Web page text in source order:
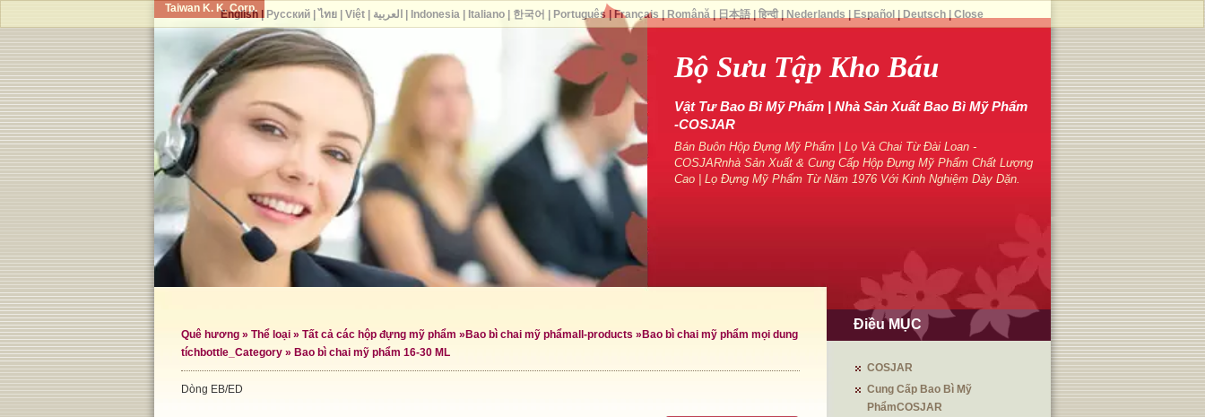
Taiwan K. K. Corp.
Bộ Sưu Tập Kho Báu
Vật Tư Bao Bì Mỹ Phẩm | Nhà Sản Xuất Bao Bì Mỹ Phẩm
-COSJAR
Bán Buôn Hộp Đựng Mỹ Phẩm | Lọ Và Chai Từ Đài Loan -
COSJARnhà Sản Xuất & Cung Cấp Hộp Đựng Mỹ Phẩm Chất Lượng
Cao | Lọ Đựng Mỹ Phẩm Từ Năm 1976 Với Kinh Nghiệm Dày Dặn.
Quê hương » Thể loại » Tất cả các hộp đựng mỹ phẩm » Bao bì chai mỹ phẩmall-products » Bao bì chai mỹ phẩm mọi dung
tíchbottle_Category » Bao bì chai mỹ phẩm 16-30 ML
Dòng EB/ED
Điều MỤC
COSJAR
Cung Cấp Bao Bì Mỹ
PhẩmCOSJAR
English| Русский| ไทย| Việt| العربية Indonesia| Italiano| 한국어 Português Français Română| 日本語| हिन्दी| Nederlands Español Deutsch| Close